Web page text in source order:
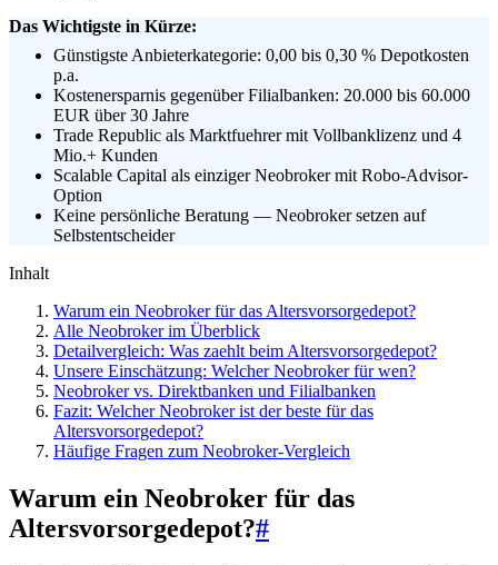
Das Wichtigste in Kürze:
Günstigste Anbieterkategorie: 0,00 bis 0,30 % Depotkosten
p.a.
Kostenersparnis gegenüber Filialbanken: 20.000 bis 60.000
EUR über 30 Jahre
Trade Republic als Marktfuehrer mit Vollbanklizenz und 4
Mio.+ Kunden
Scalable Capital als einziger Neobroker mit Robo-Advisor-
Option
Keine persönliche Beratung — Neobroker setzen auf
Selbstentscheider
Inhalt
Warum ein Neobroker für das Altersvorsorgedepot?
Alle Neobroker im Überblick
Detailvergleich: Was zaehlt beim Altersvorsorgedepot?
Unsere Einschätzung: Welcher Neobroker für wen?
Neobroker vs. Direktbanken und Filialbanken
Fazit: Welcher Neobroker ist der beste für das
Altersvorsorgedepot?
Häufige Fragen zum Neobroker-Vergleich
Warum ein Neobroker für das
Altersvorsorgedepot?#